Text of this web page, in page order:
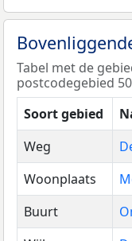
Tabel met de
postcodegebied
Soort gebied
Weg
Woonplaats
Buurt